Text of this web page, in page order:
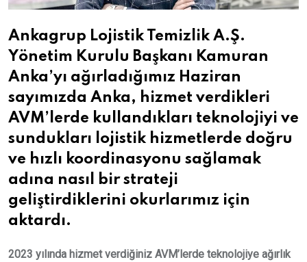
Ankagrup Lojistik Temizlik A.Ş.
Yönetim Kurulu Başkanı Kamuran
Anka’yı ağırladığımız Haziran
sayımızda Anka, hizmet verdikleri
AVM’lerde kullandıkları teknolojiyi ve
sundukları lojistik hizmetlerde doğru
ve hızlı koordinasyonu sağlamak
adına nasıl bir strateji
geliştirdiklerini okurlarımız için
aktardı.
2023 yılında hizmet verdiğiniz AVM’lerde teknolojiye ağırlık